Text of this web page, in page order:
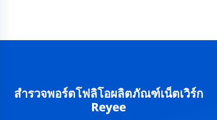
สำรวจพอร์ตโฟลิโอผลิตภัณฑ์เน็ตเวิร์ก
Reyee